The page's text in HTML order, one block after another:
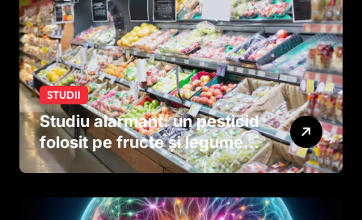
STUDII
Studiu alarmant: un pesticid
folosit pe fructe și legume
ar putea afecta dezvoltarea
dinainte de naștere